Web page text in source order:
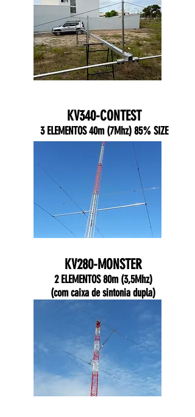
KV340-CONTEST
3 ELEMENTOS 40m (7Mhz) 85% SIZE
KV280-MONSTER
2 ELEMENTOS 80m (3,5Mhz)
(com caixa de sintonia dupla)